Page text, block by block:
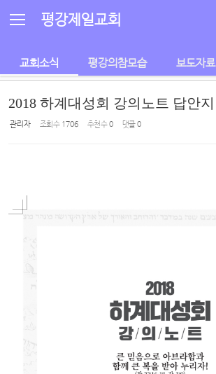
평강제일교회
교회소식 평강의참모습 보도자료
2018 하계대성회 강의노트 답안지
관리자 조회 수 1706 추천 수0 댓글0